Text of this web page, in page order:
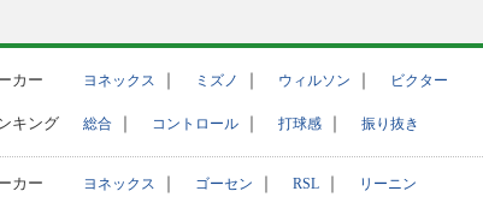
カー ヨネックス ｜ ミズノ ｜ ウィルソン ｜ ビクター
キング 総合 ｜ コントロール ｜ 打球感 ｜ 振り抜き
カー ヨネックス ｜ ゴーセン ｜ RSL ｜ リーニン